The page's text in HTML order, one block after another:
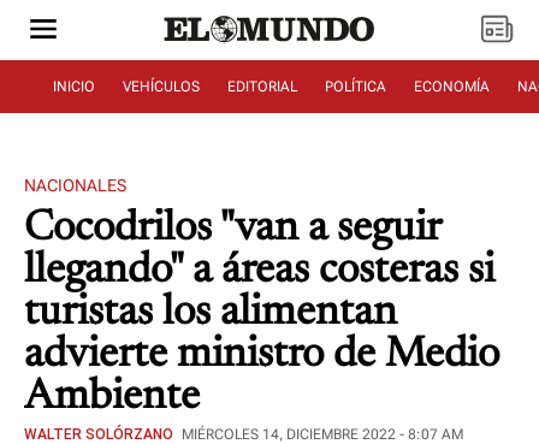
INICIO VEHÍCULOS EDITORIAL POLÍTICA ECONOMÍA
NACIONALES
Cocodrilos "van a seguir
llegando" a áreas costeras si
turistas los alimentan
advierte ministro de Medio
Ambiente
WALTER SOLÓRZANO MIÉRCOLES 14, DICIEMBRE 2022 - 8:07 AM